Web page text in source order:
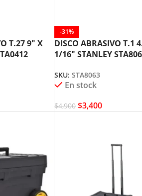
T.27 9″ X
-31%
DISCO ABRASIVO T.1
1/16″ STANLEY
SKU:STA8063
En stock
$4,900 $3,400